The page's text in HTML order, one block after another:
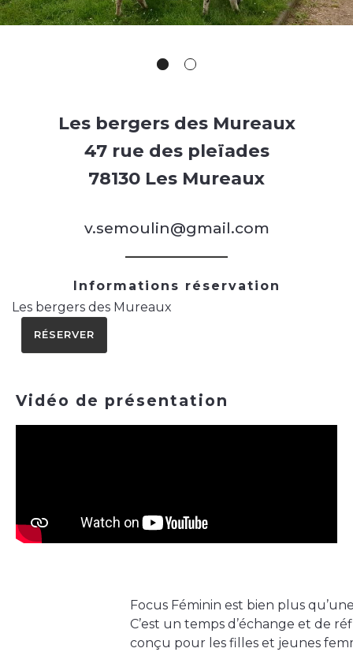
Les bergers des Mureaux
47 rue des pleïades
78130 Les Mureaux
v.semoulin@gmail.com
Informations réservation
Les bergers des Mureaux
RÉSERVER
Vidéo de présentation
Focus Féminin est bien plus
C’est un temps d’échange et de
conçu pour les filles et jeunes